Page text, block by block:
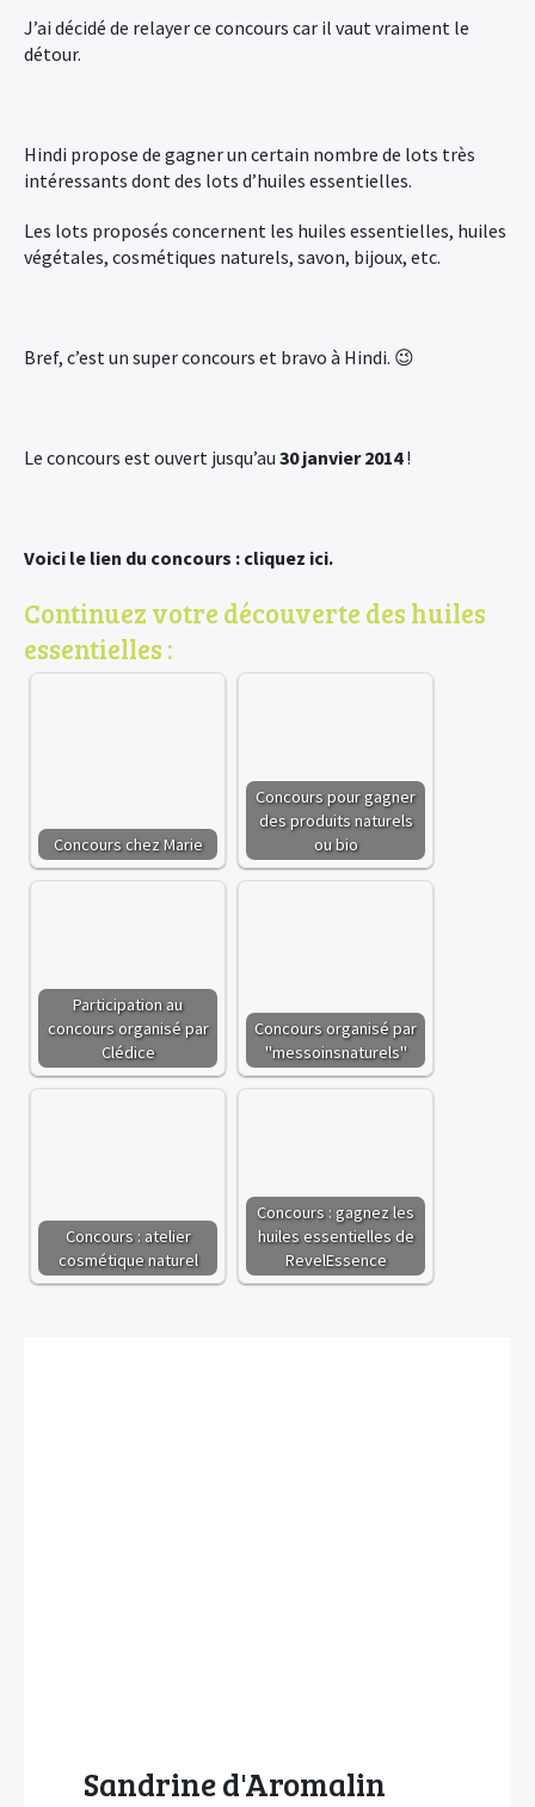
J’ai décidé de relayer ce concours car il vaut vraiment le
détour.
Hindi propose de gagner un certain nombre de lots très
intéressants dont des lots d’huiles essentielles.
Les lots proposés concernent les huiles essentielles, huiles
végétales, cosmétiques naturels, savon, bijoux, etc.
Bref, c’est un super concours et bravo à Hindi. 😉
Le concours est ouvert jusqu’au 30 janvier 2014!
Voici le lien du concours : cliquez ici.
Continuez votre découverte des huiles
essentielles :
Concours chez Marie
Concours pour gagner
des produits naturels
ou bio
Participation au
concours organisé par
Clédice
Concours organisé par
"messoinsnaturels"
Concours : atelier
cosmétique naturel
Concours : gagnez les
huiles essentielles de
RevelEssence
Sandrine d'Aromalin